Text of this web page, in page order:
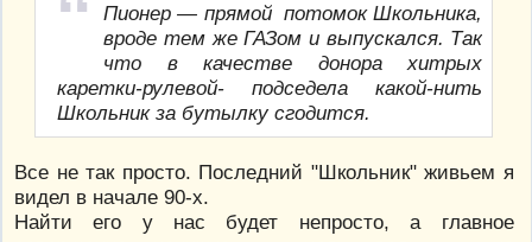
Пионер — прямой потомок Школьника,
вроде тем же ГАЗом и выпускался. Так
что в качестве донора хитрых
каретки-рулевой- подседела какой-нить
Школьник за бутылку сгодится.
Все не так просто. Последний "Школьник" живьем я
видел в начале 90-х.
Найти его у нас будет непросто, а главное